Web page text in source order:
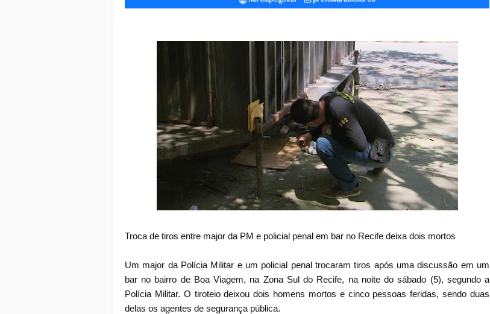
Troca de tiros entre major da PM e policial penal em bar no Recife deixa dois mortos
Um major da Polícia Militar e um policial penal trocaram tiros após uma discussão em um
bar no bairro de Boa Viagem, na Zona Sul do Recife, na noite do sábado (5), segundo a
Polícia Militar. O tiroteio deixou dois homens mortos e cinco pessoas feridas, sendo duas
delas os agentes de segurança pública.